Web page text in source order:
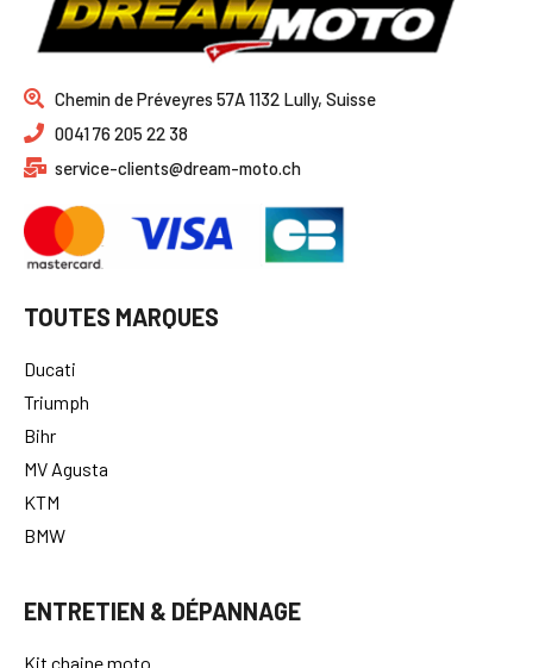
Chemin de Préveyres 57A 1132 Lully, Suisse
0041 76 205 22 38
service-clients@dream-moto.ch
TOUTES MARQUES
Ducati
Triumph
Bihr
MV Agusta
KTM
BMW
ENTRETIEN & DÉPANNAGE
Kit chaine moto